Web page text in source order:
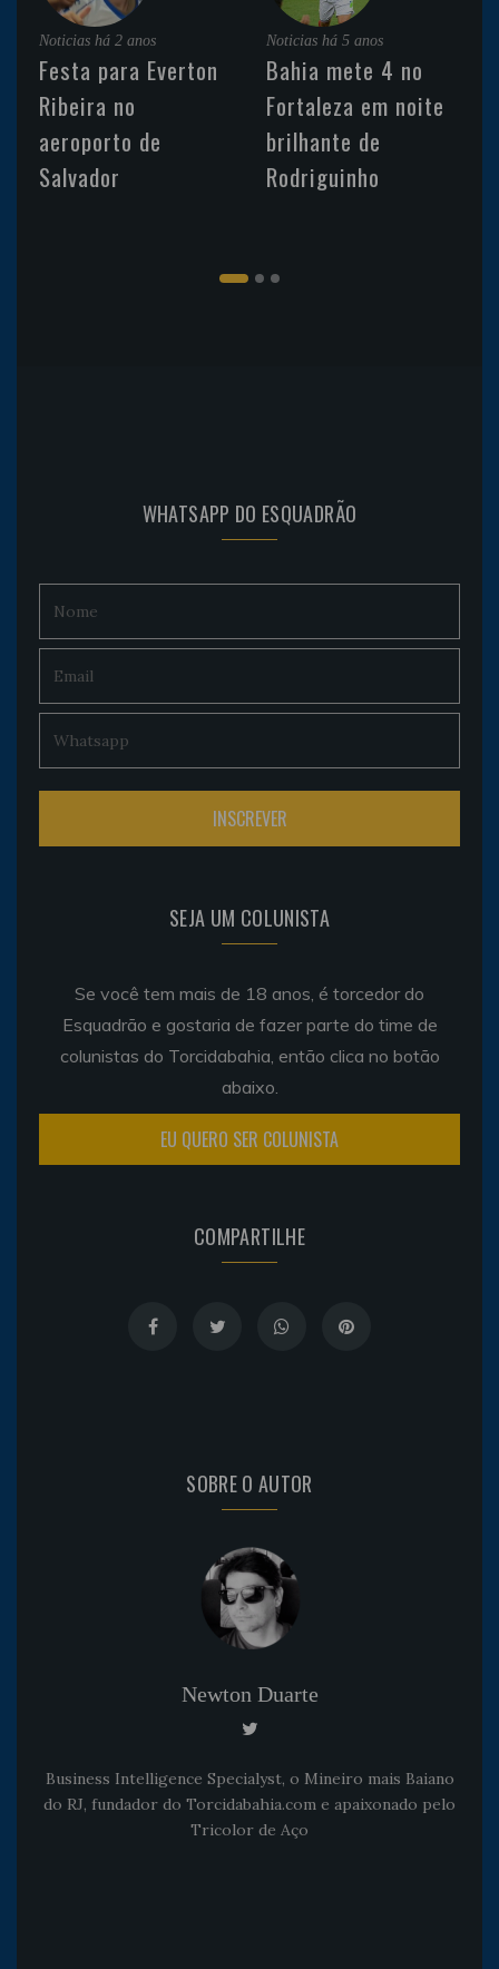
Noticias há 2 anos
Festa para Everton
Ribeira no
aeroporto de
Salvador
Noticias há 5 anos
Bahia mete 4 no
Fortaleza em noite
brilhante de
Rodriguinho
WHATSAPP DO ESQUADRÃO
SEJA UM COLUNISTA
Se você tem mais de 18 anos, é torcedor do
Esquadrão e gostaria de fazer parte do time de
colunistas do Torcidabahia, então clica no botão
abaixo.
EU QUERO SER COLUNISTA
COMPARTILHE
SOBRE O AUTOR
Newton Duarte
Business Intelligence Specialyst, o Mineiro mais Baiano
do RJ, fundador do Torcidabahia.com e apaixonado pelo
Tricolor de Aço